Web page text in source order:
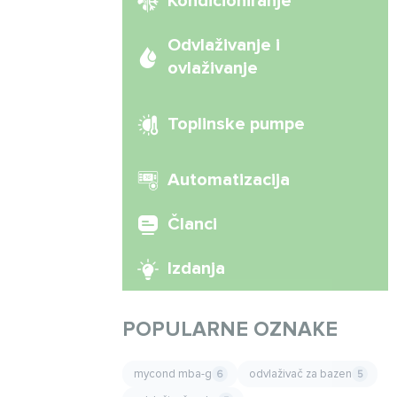
Odvlaživanje i
ovlaživanje
Toplinske pumpe
Automatizacija
Članci
Izdanja
POPULARNE OZNAKE
mycond mba-g 6 odvlaživač za bazen 5